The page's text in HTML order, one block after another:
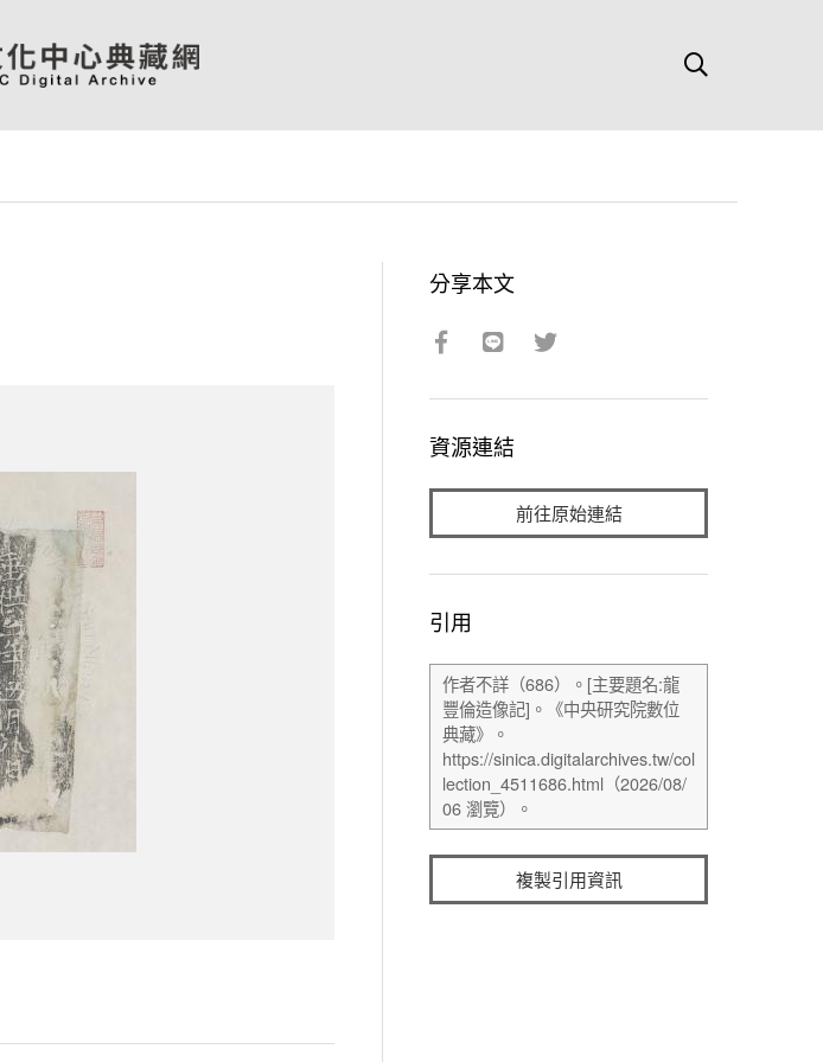
分享本文
資源連結
前往原始連結
引用
複製引用資訊